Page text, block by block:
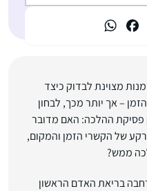
מצוינת לבדוק כיצד
– אך יותר מכך, לבחון
פסיקת ההלכה: האם מדובר
של הקשרי הזמן והמקום,
ממש?
בריאת האדם הראשון